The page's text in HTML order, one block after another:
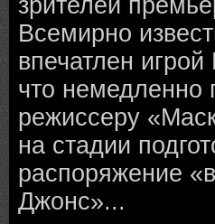
зрителей
Всемирно
впечатлен
что немедленно
режиссеру
на стадии
распоряжение
Джонс»...